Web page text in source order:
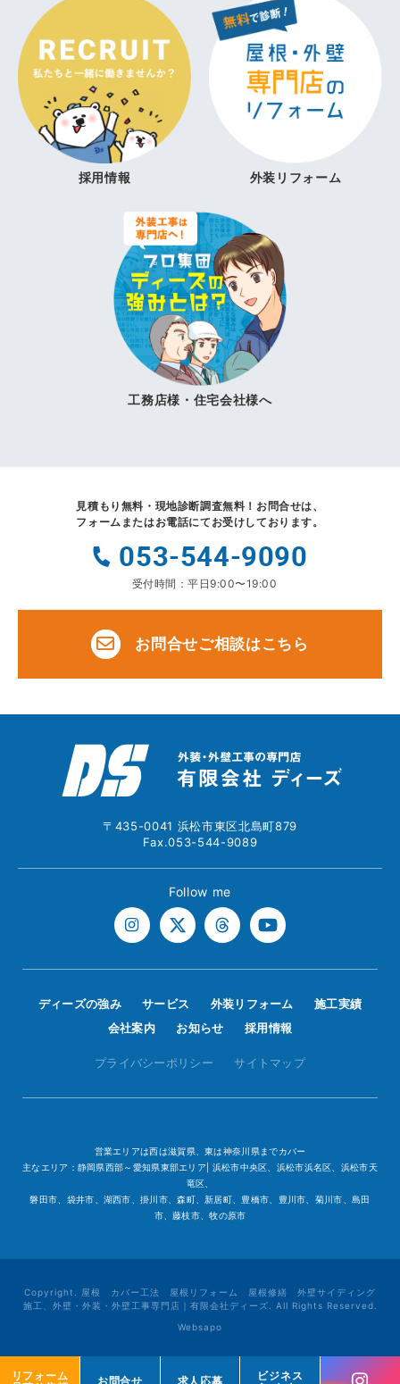
リフォーム
お問合せ 求人応募
ビジネス
リフォーム
お問合せ 求人応募
ビジネス
採用情報 外装リフォーム
工務店様・住宅会社様へ
見積もり無料・現地診断調査無料！ お問合せは、
フォームまたはお電話にてお受けしております。
053-544-9090
受付時間：平日9:00〜19:00
お問合せご相談はこちら
〒435-0041 浜松市東区北島町879
Fax.053-544-9089
Follow me
ディーズの強み サービス 外装リフォーム
施工実績
会社案内
お知らせ 採用情報
プライバシーポリシー サイトマップ
営業エリアは西は滋賀県、東は神奈川県までカバー
主なエリア：静岡県西部～愛知県東部エリア| 浜松市中央区、浜松市浜名区、浜松市天
竜区、
磐田市、袋井市、湖西市、掛川市、森町、新居町、豊橋市、豊川市、菊川市、島田
市、藤枝市、牧の原市
Copyright. 屋根 カバー工法 屋根リフォーム 屋根修繕 外壁サイディング
施工、外壁・外装・外壁工事専門店｜有限会社ディーズ. All Rights Reserved.
Websapo